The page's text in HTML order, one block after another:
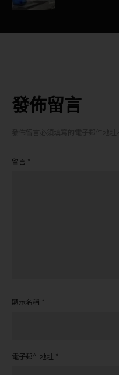
發佈留言
留言 *
顯示名稱 *
電子郵件地址 *